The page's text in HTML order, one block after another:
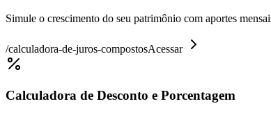
Simule o crescimento do seu patrimônio com aportes
/calculadora-de-juros-compostosAcessar
Calculadora de Desconto e Porcentagem